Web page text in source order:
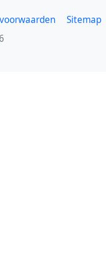
Sitemap